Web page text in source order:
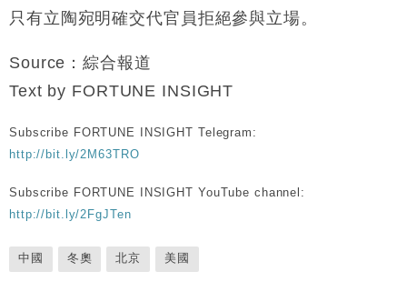
只有立陶宛明確交代官員拒絕參與立場。
Source：綜合報道
Text by FORTUNE INSIGHT
Subscribe FORTUNE INSIGHT Telegram:
http://bit.ly/2M63TRO
Subscribe FORTUNE INSIGHT YouTube channel:
http://bit.ly/2FgJTen
中國 冬奧 北京 美國